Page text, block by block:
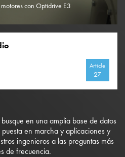
con Optidrive E3
Article
27
en una amplia base de datos
en marcha y aplicaciones y
ingenieros a las preguntas más
de frecuencia.